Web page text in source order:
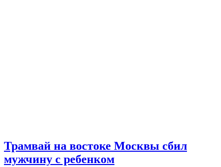
Трамвай на востоке Москвы сбил
мужчину с ребенком